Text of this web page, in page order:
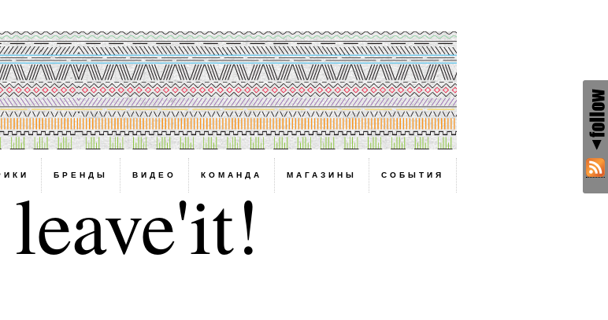
БРЕНДЫ ВИДЕО КОМАНДА МАГАЗИНЫ СОБЫТИЯ